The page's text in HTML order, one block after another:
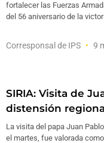
fortalecer las Fuerzas
del 56 aniversario de la
Corresponsal de IPS 9
SIRIA: Visita de
distensión
La visita del papa Juan
el martes, fue valorada